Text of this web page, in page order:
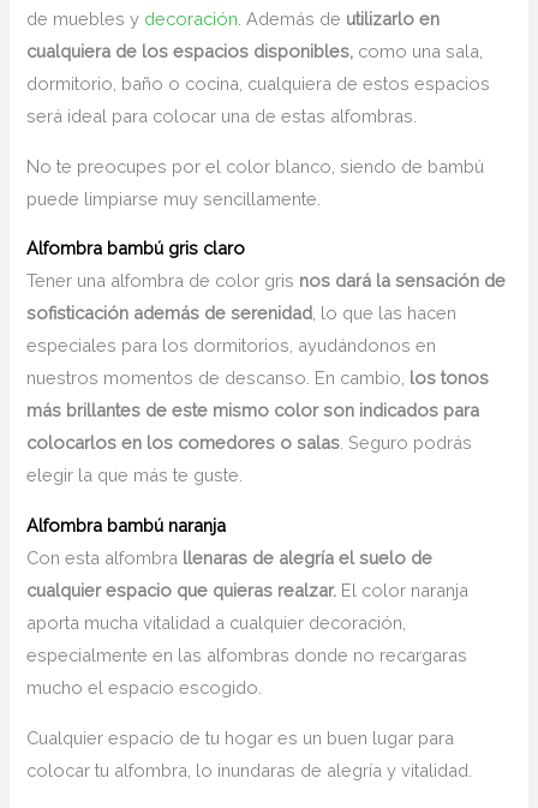
de muebles y decoración . Además de utilizarlo en
cualquiera de los espacios disponibles, como una sala,
dormitorio, baño o cocina, cualquiera de estos espacios
será ideal para colocar una de estas alfombras.
No te preocupes por el color blanco, siendo de bambú
puede limpiarse muy sencillamente.
Alfombra bambú gris claro
Tener una alfombra de color gris nos dará la sensación de
sofisticación además de serenidad , lo que las hacen
especiales para los dormitorios, ayudándonos en
nuestros momentos de descanso. En cambio, los tonos
más brillantes de este mismo color son indicados para
colocarlos en los comedores o salas . Seguro podrás
elegir la que más te guste.
Alfombra bambú naranja
Con esta alfombra llenaras de alegría el suelo de
cualquier espacio que quieras realzar. El color naranja
aporta mucha vitalidad a cualquier decoración,
especialmente en las alfombras donde no recargaras
mucho el espacio escogido.
Cualquier espacio de tu hogar es un buen lugar para
colocar tu alfombra, lo inundaras de alegría y vitalidad.